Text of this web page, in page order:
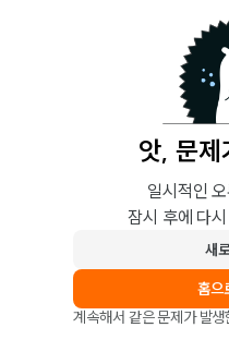
앗, 문제
일시적인
잠시 후에 다
새
홈으
계속해서 같은 문제가 발생